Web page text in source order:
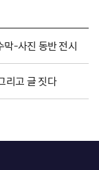
-사진 동반 전시
리고 글 짓다